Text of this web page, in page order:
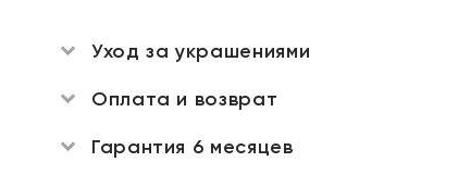
Уход за украшениями
Оплата и возврат
Гарантия 6 месяцев